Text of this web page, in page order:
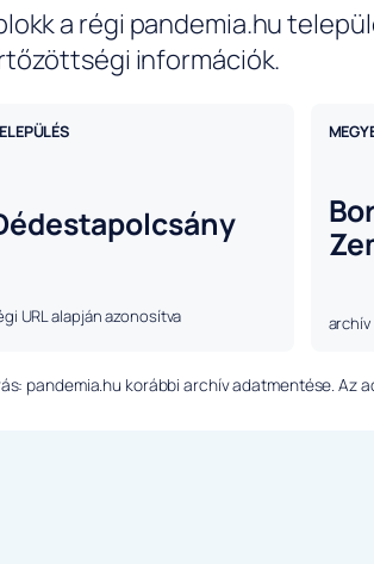
a régi pandemia.hu
információk.
URL alapján azonosítva
pandemia.hu korábbi archív adatmentése. Az